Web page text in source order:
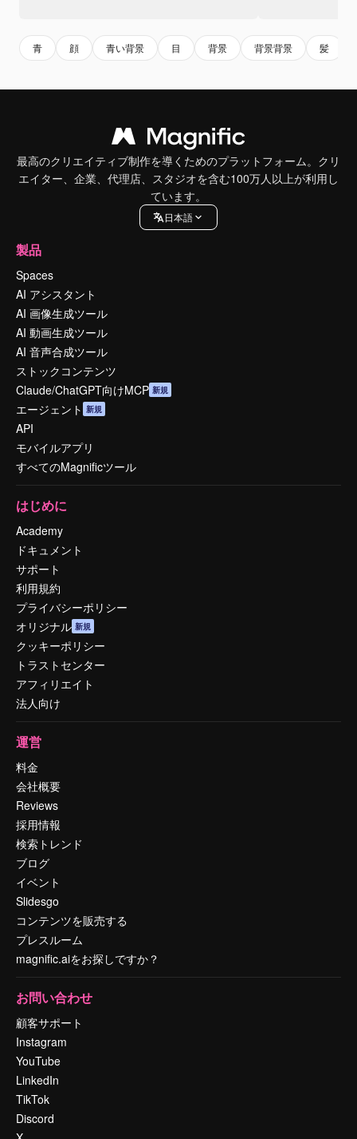
青 顔 青い背景 目 背景 背景背景 髪
最高のクリエイティブ制作を導くためのプラットフォーム。クリ
エイター、企業、代理店、スタジオを含む100万人以上が利用し
ています。
日本語
製品
Spaces
AI アシスタント
AI 画像生成ツール
AI 動画生成ツール
AI 音声合成ツール
ストックコンテンツ
Claude/ChatGPT向けMCP 新規
エージェント 新規
API
モバイルアプリ
すべてのMagnificツール
はじめに
Academy
ドキュメント
サポート
利用規約
プライバシーポリシー
オリジナル 新規
クッキーポリシー
トラストセンター
アフィリエイト
法人向け
運営
料金
会社概要
Reviews
採用情報
検索トレンド
ブログ
イベント
Slidesgo
コンテンツを販売する
プレスルーム
magnific.aiをお探しですか？
お問い合わせ
顧客サポート
Instagram
YouTube
LinkedIn
TikTok
Discord